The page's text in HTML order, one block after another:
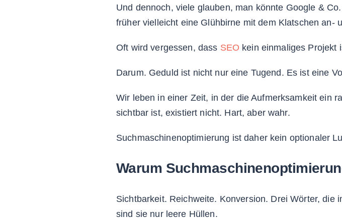
Und dennoch, viele glauben, man könnte Google &
früher vielleicht eine Glühbirne mit dem Klatschen an-
Oft wird vergessen, dass SEO kein einmaliges Projekt
Darum. Geduld ist nicht nur eine Tugend. Es ist eine
Wir leben in einer Zeit, in der die Aufmerksamkeit ein
sichtbar ist, existiert nicht. Hart, aber wahr.
Suchmaschinenoptimierung ist daher kein optionaler
Warum
Sichtbarkeit. Reichweite. Konversion. Drei Wörter, die
sind sie nur leere Hüllen.